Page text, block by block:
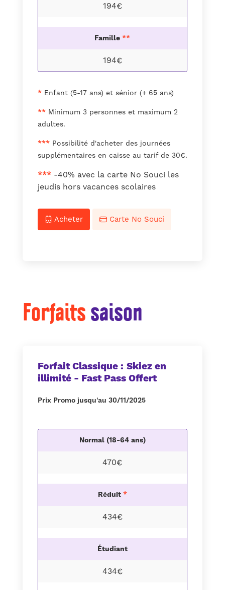
194€
Famille**
194€
*Enfant (5-17 ans) et sénior (+ 65 ans)
**Minimum 3 personnes et maximum 2
adultes.
***Possibilité d'acheter des journées
supplémentaires en caisse au tarif de 30€.
***-40% avec la carte No Souci les
jeudis hors vacances scolaires
Acheter Carte No Souci
Forfaitssaison
Forfait Classique : Skiez en
illimité - Fast Pass Offert
Prix Promo jusqu'au 30/11/2025
Normal (18-64 ans)
470€
Réduit *
434€
Étudiant
434€